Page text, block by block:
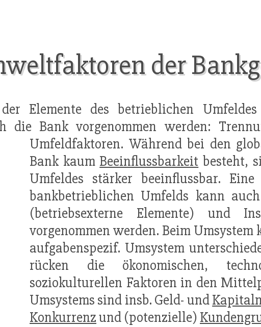
der
Elemente des betrieblichen
die Bank vorgenommen werden:
Umfeldfaktoren. Während bei den
Bank kaum Beeinflussbarkeit besteht,
Umfeldes stärker beeinflussbar. Eine
bankbetrieblichen Umfelds kann
(betriebsexterne Elemente) und
vorgenommen werden. Beim
aufgabenspezif. Umsystem
rücken die ökonomischen,
soziokulturellen Faktoren in den
Umsystems sind insb. Geld- und
Konkurrenzund (potenzielle)